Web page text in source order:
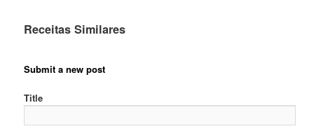
Receitas Similares
Submit a new post
Title